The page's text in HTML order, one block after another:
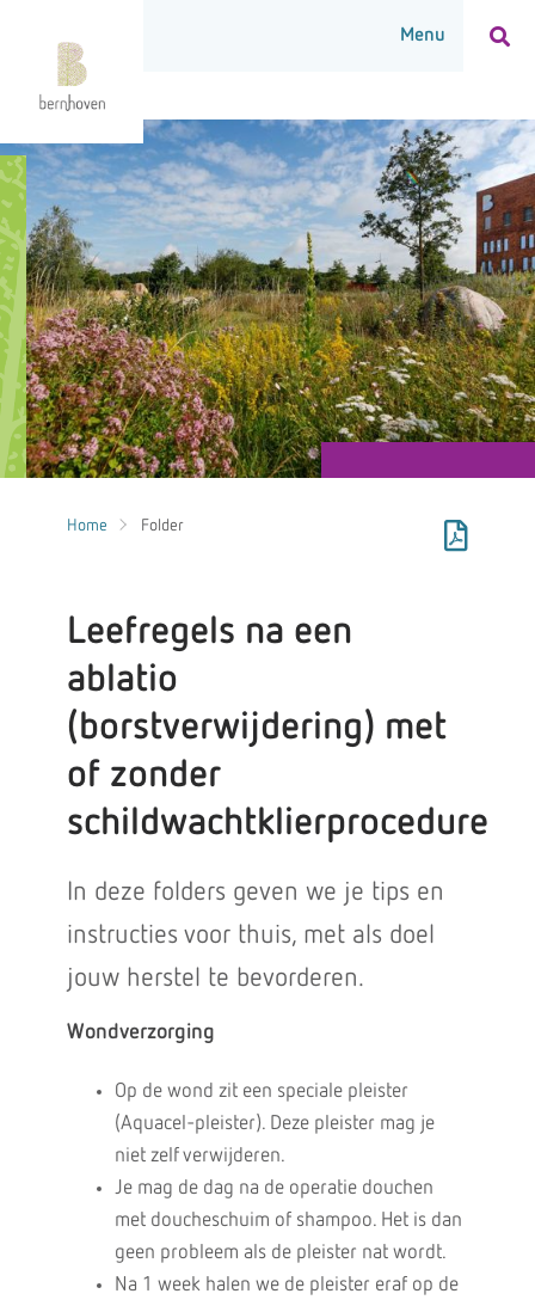
Home Folder
Leefregels na een
ablatio
(borstverwijdering) met
of zonder
schildwachtklierprocedure
In deze folders geven we je tips en
instructies voor thuis, met als doel
jouw herstel te bevorderen.
Wondverzorging
Op de wond zit een speciale pleister
(Aquacel-pleister). Deze pleister mag je
niet zelf verwijderen.
Je mag de dag na de operatie douchen
met doucheschuim of shampoo. Het is dan
geen probleem als de pleister nat wordt.
Na 1 week halen we de pleister eraf op de